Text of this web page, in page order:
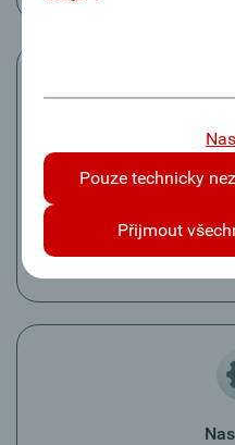
Ve „správě
potlačeny/zviditelněny
označení. Tato vlastní
Pouze technicky
Přijmout